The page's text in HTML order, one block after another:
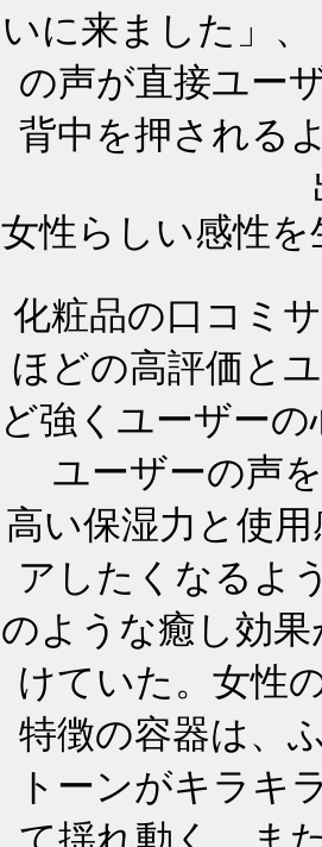
いに来ました」
の声が直接ユー
背中を押される
女性らしい感性
化粧品の口コミ
ほどの高評価と
ど強くユーザー
ユーザーの声
高い保湿力と使
アしたくなるよ
のような癒し効
けていた。女性
特徴の容器は、
トーンがキラキ